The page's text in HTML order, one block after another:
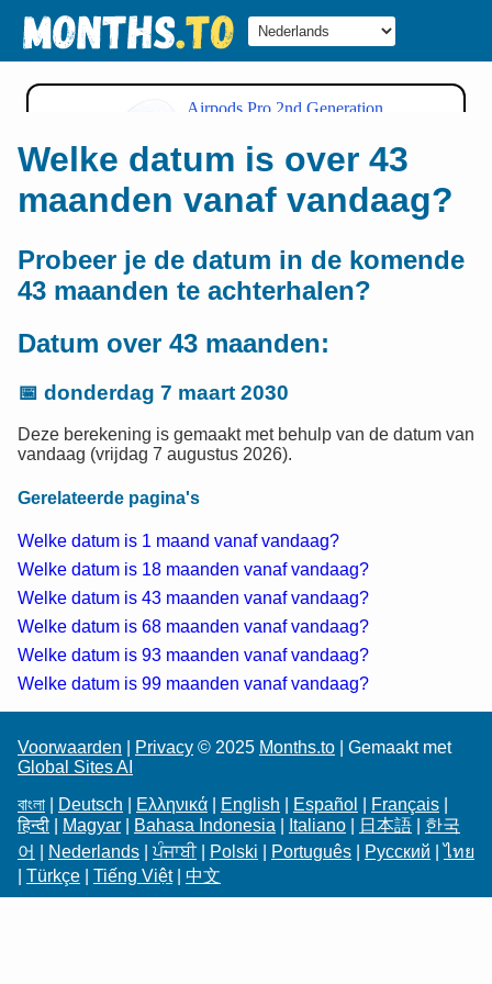
Welke datum is over 43
maanden vanaf vandaag?
Probeer je de datum in de komende
43 maanden te achterhalen?
Datum over 43 maanden:
📅 donderdag 7 maart 2030
Deze berekening is gemaakt met behulp van de datum van
vandaag (vrijdag 7 augustus 2026).
Gerelateerde pagina's
Welke datum is 1 maand vanaf vandaag?
Welke datum is 18 maanden vanaf vandaag?
Welke datum is 43 maanden vanaf vandaag?
Welke datum is 68 maanden vanaf vandaag?
Welke datum is 93 maanden vanaf vandaag?
Welke datum is 99 maanden vanaf vandaag?
Voorwaarden Privacy © 2025 Months.to | Gemaakt met
Global Sites AI
বাংলা
Deutsch Ελληνικά English Español Français
हिन्दी
Magyar Bahasa Indonesia Italiano 日本語
한국
어
Nederlands |ਪੰਜਾਬੀ| Polski Português Русский |ไทย
Türkçe Tiếng Việt| 中文